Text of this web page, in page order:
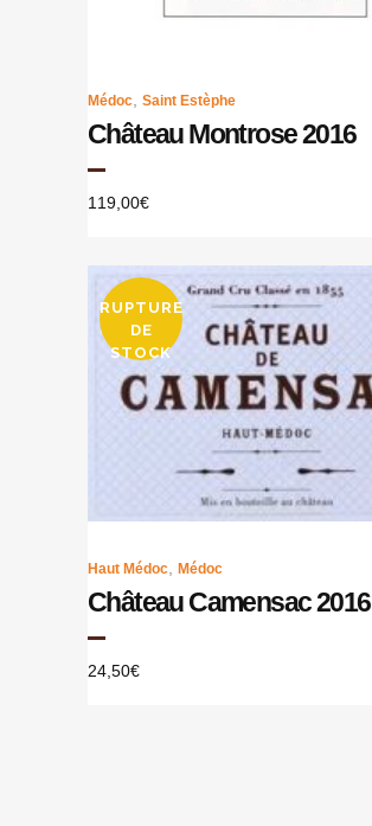
Médoc Saint Estèphe
Château Montrose 2016
119,00€
RUPTURE
DE
STOCK
Haut Médoc Médoc
Château Camensac 2016
24,50€